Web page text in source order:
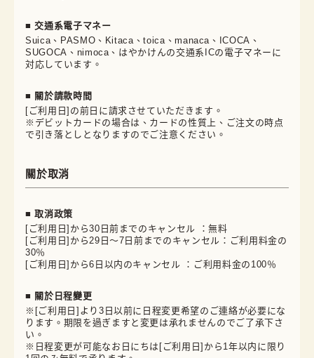
■ 交通系電子マネー
Suica、PASMO、Kitaca、toica、manaca、ICOCA、
SUGOCA、nimoca、はやかけんの交通系ICの電子マネーに
対応しています。
■ 關於請款時間
[ご利用日]の前日に請求させていただきます。
※デビットカードの場合は、カードの性質上、ご注文の時点
で引き落としとなりますのでご注意ください。
關於取消
■ 取消政策
[ご利用日]から30日前までのキャンセル ：無料
[ご利用日]から29日～7日前までのキャンセル：ご利用料金の
30％
[ご利用日]から6日以内のキャンセル ：ご利用料金の100％
■ 關於日程變更
※[ご利用日]より3日以前に日程変更希望のご連絡が必要にな
ります。期限を過ぎますと変更は承れませんのでご了承下さ
い。
※日程変更が可能なお日にちは[ご利用日]から1年以内に限り